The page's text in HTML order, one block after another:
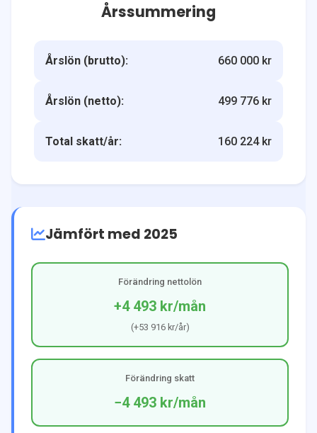
Årssummering
Årslön (brutto): 660 000 kr
Årslön (netto): 499 776 kr
Total skatt/år: 160 224 kr
Jämfört med 2025
Förändring nettolön
+4 493 kr/mån
(+53 916 kr/år)
Förändring skatt
−4 493 kr/mån